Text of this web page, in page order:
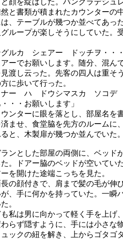
顔を綻ばした。バングラデシュ
と書類が積まれたカウンターの
、テーブルが幾つか並べてあっ
グループが楽しそうにしていた。
ルカ シェアー ドッチヲ・・
ーでお願いします。随分、混ん
渡し云った。先客の四人は重そ
に歩いて行った。
ー ハ ドウシマスカ ソコデ
・・お願いします」
ンターに眼を落とし、部屋名を
ませ、食堂脇を先方のルームに
と、木製扉が幾つか並んでいた
ンとした部屋の両側に、ベッド
。ドアー脇のベッドが空いてい
を開けた途端こっちを見た。
の顔付きで、肩まで髪の毛が伸
が、手に何かを持っていた。一瞬
。
私は男に向かって軽く手を上げ
らず隠すように、手には小さな
ックの紐を解き、上からゴタゴ